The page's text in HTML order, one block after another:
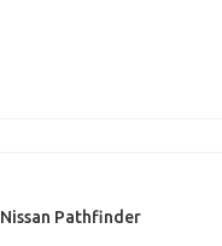
Nissan Pathfinder